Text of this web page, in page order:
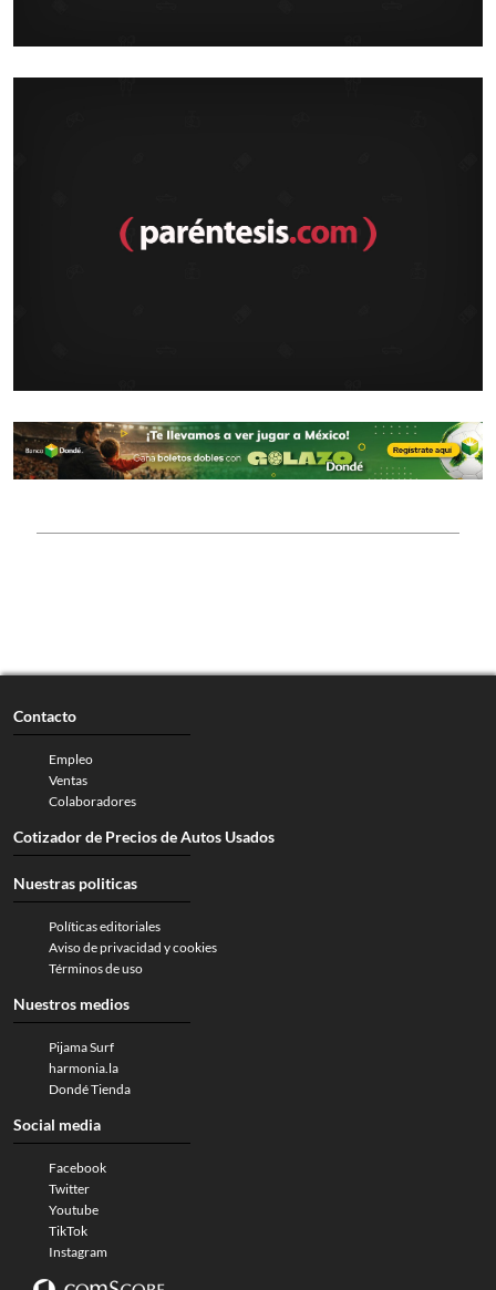
Contacto
Empleo
Ventas
Colaboradores
Cotizador de Precios de Autos Usados
Nuestras politicas
Políticas editoriales
Aviso de privacidad y cookies
Términos de uso
Nuestros medios
Pijama Surf
harmonia.la
Dondé Tienda
Social media
Facebook
Twitter
Youtube
TikTok
Instagram